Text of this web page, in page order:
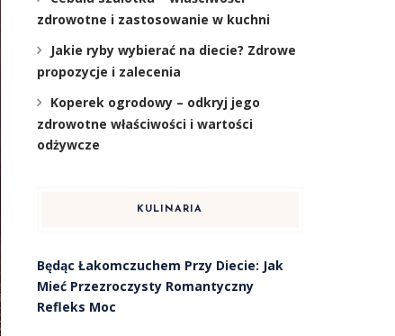
zdrowotne i zastosowanie w kuchni
Jakie ryby wybierać na diecie? Zdrowe
propozycje i zalecenia
Koperek ogrodowy – odkryj jego
zdrowotne właściwości i wartości
odżywcze
KULINARIA
Będąc Łakomczuchem Przy Diecie: Jak
Mieć Przezroczysty Romantyczny
Refleks Moc